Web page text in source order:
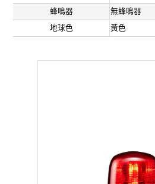
蜂鳴器
無蜂鳴器
地球色
黃色